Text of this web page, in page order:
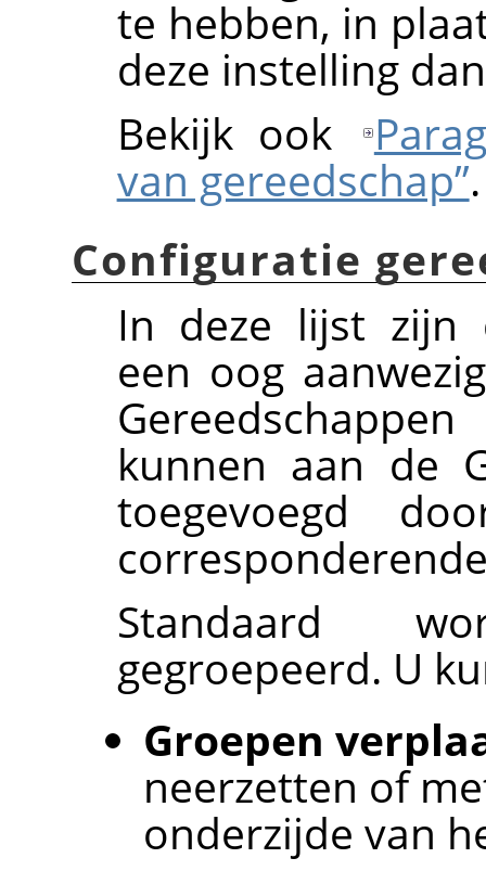
te hebben, in
deze instelling
Bekijk ook
van gereedschap”.
Configuratie
In deze lijst zijn
een oog
kunnen aan de
toegevoegd
Standaard
gegroepeerd. U
Groepen
neerzetten of
onderzijde van